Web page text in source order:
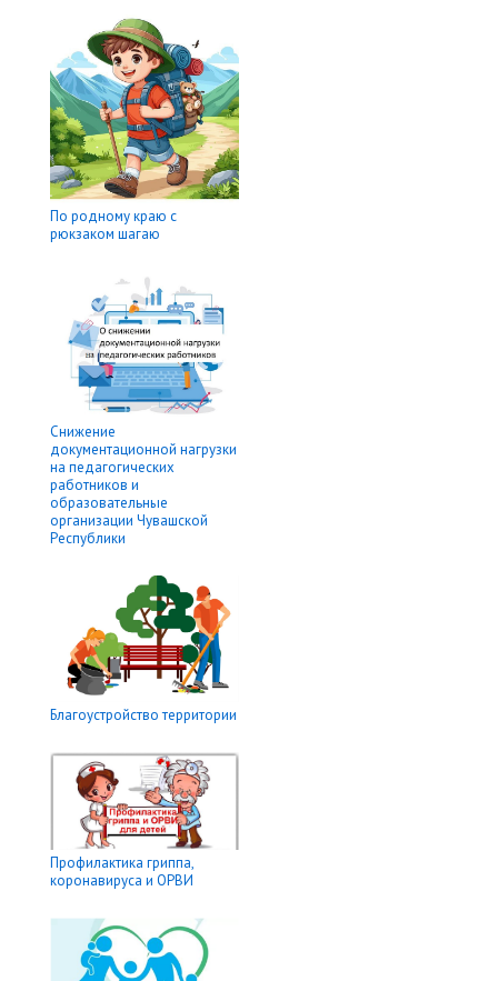
По родному краю с
рюкзаком шагаю
Снижение
документационной нагрузки
на педагогических
работников и
образовательные
организации Чувашской
Республики
Благоустройство территории
Профилактика гриппа,
коронавируса и ОРВИ